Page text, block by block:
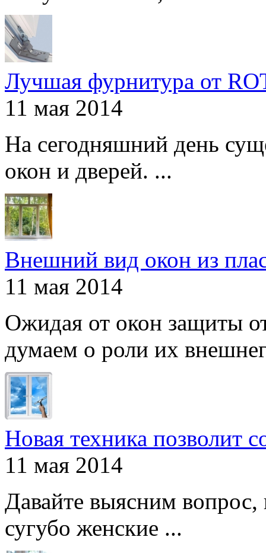
Лучшая фурнитура от
11 мая 2014
На сегодняшний день
окон и дверей. ...
Внешний вид окон из
11 мая 2014
Ожидая от окон защиты
думаем о роли их
Новая техника позволит
11 мая 2014
Давайте выясним
сугубо женские ...